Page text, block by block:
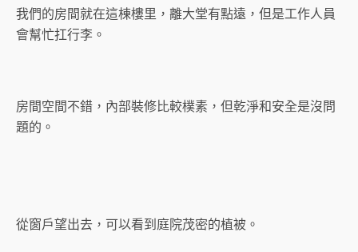
我們的房間就在這棟樓里，離大堂有點遠，但是工作人員
會幫忙扛行李。
房間空間不錯，內部裝修比較樸素，但乾淨和安全是沒問
題的。
從窗戶望出去，可以看到庭院茂密的植被。